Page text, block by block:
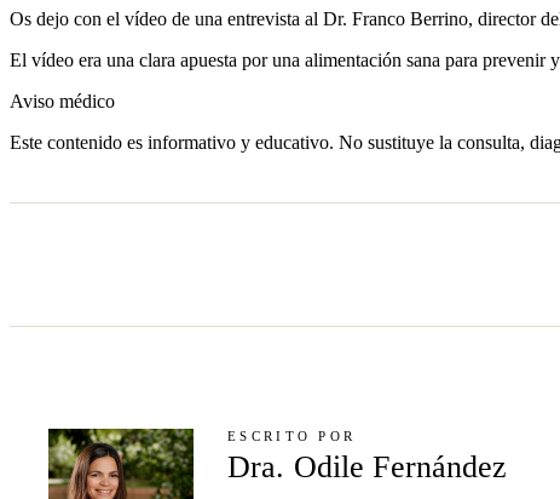
Os dejo con el vídeo de una entrevista al Dr. Franco Berrino, director
El vídeo era una clara apuesta por una alimentación sana para prevenir
Aviso médico
Este contenido es informativo y educativo. No sustituye la consulta,
ESCRITO POR
Dra. Odile Fernández